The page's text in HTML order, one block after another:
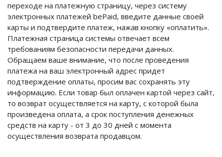
переходе на платежную страницу, через систему
электронных платежей bePaid, введите данные своей
карты и подтвердите платеж, нажав кнопку «оплатить».
Платежная страница системы отвечает всем
требованиям безопасности передачи данных.
Обращаем ваше внимание, что после проведения
платежа на ваш электронный адрес придет
подтверждение оплаты, просим вас сохранять эту
информацию. Если товар был оплачен картой через сайт,
то возврат осуществляется на карту, с которой была
произведена оплата, а срок поступления денежных
средств на карту - от 3 до 30 дней с момента
осуществления возврата продавцом.